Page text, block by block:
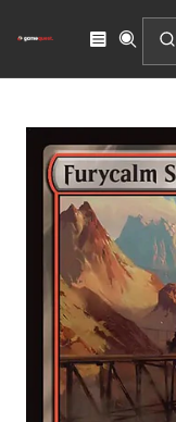
Inicio Singles
Furycalm